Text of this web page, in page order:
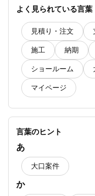
【ランネルウッ
使用したいの
【見積り・注文
れている
【大口案件プロ
問一覧
よく見られている言葉
見積り・注文
施工 納期
ショールーム
マイページ
言葉のヒント
あ
大口案件
か